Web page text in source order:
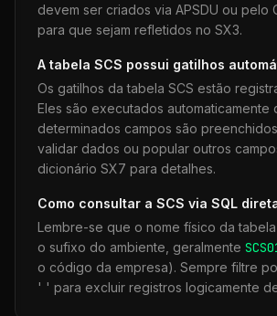
devem ser criados via APSDU ou pelo
para que sejam refletidos no SX3.
A tabela SCS possui gatilhos
Os gatilhos da tabela SCS estão
Eles são executados automaticamente
determinados campos são
validar dados ou popular outros
dicionário SX7 para detalhes.
Como consultar a SCS via SQL
Lembre-se que o nome físico da
o sufixo do ambiente, geralmente SCS
o código da empresa). Sempre filtre
' ' para excluir registros logicamente